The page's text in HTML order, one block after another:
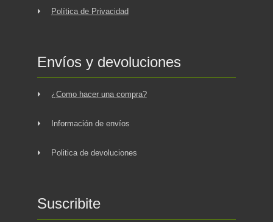
Política de Privacidad
Envíos y devoluciones
¿Como hacer una compra?
Información de envíos
Politica de devoluciones
Suscribite